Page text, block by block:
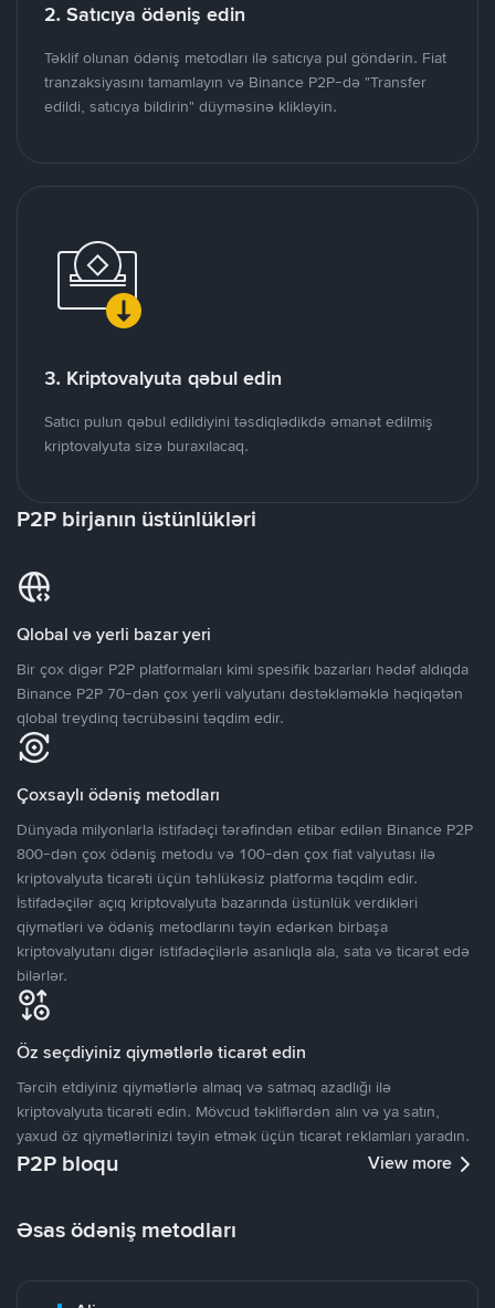
2. Satıcıya ödəniş edin
Təklif olunan ödəniş metodları ilə satıcıya pul göndərin. Fiat
tranzaksiyasını tamamlayın və Binance P2P-də "Transfer
edildi, satıcıya bildirin" düyməsinə klikləyin.
3. Kriptovalyuta qəbul edin
Satıcı pulun qəbul edildiyini təsdiqlədikdə əmanət edilmiş
kriptovalyuta sizə buraxılacaq.
P2P birjanın üstünlükləri
Qlobal və yerli bazar yeri
Bir çox digər P2P platformaları kimi spesifik bazarları hədəf aldıqda
Binance P2P 70-dən çox yerli valyutanı dəstəkləməklə həqiqətən
qlobal treydinq təcrübəsini təqdim edir.
Çoxsaylı ödəniş metodları
Dünyada milyonlarla istifadəçi tərəfindən etibar edilən Binance P2P
800-dən çox ödəniş metodu və 100-dən çox fiat valyutası ilə
kriptovalyuta ticarəti üçün təhlükəsiz platforma təqdim edir.
İstifadəçilər açıq kriptovalyuta bazarında üstünlük verdikləri
qiymətləri və ödəniş metodlarını təyin edərkən birbaşa
kriptovalyutanı digər istifadəçilərlə asanlıqla ala, sata və ticarət edə
bilərlər.
Öz seçdiyiniz qiymətlərlə ticarət edin
Tərcih etdiyiniz qiymətlərlə almaq və satmaq azadlığı ilə
kriptovalyuta ticarəti edin. Mövcud təkliflərdən alın və ya satın,
yaxud öz qiymətlərinizi təyin etmək üçün ticarət reklamları yaradın.
P2P bloqu View more
Əsas ödəniş metodları